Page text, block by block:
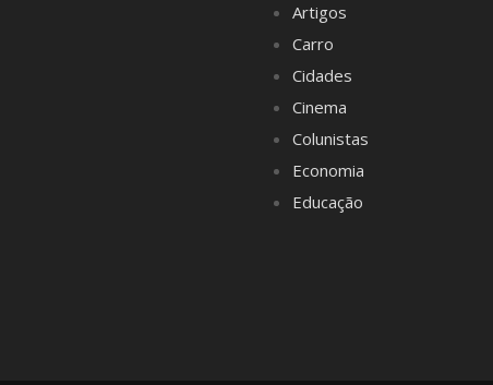
Artigos
Carro
Cidades
Cinema
Colunistas
Economia
Educação